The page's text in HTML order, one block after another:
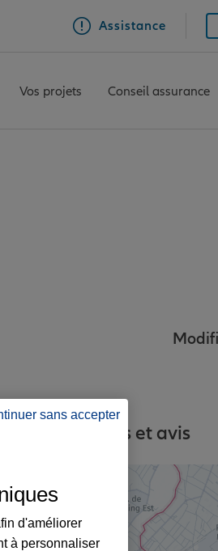
Assistance
Vos projets Conseil assurance
contacts et avis
sans accepter
d'améliorer
à personnaliser